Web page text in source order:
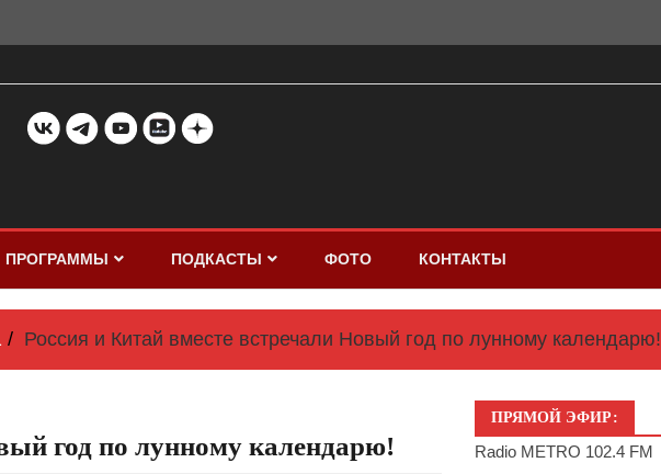
ПРОГРАММЫ ПОДКАСТЫ ФОТО КОНТАКТЫ
Россия и Китай вместе встречали Новый год по лунному календарю!
год по лунному календарю!
ПРЯМОЙ ЭФИР:
Radio METRO 102.4 FM